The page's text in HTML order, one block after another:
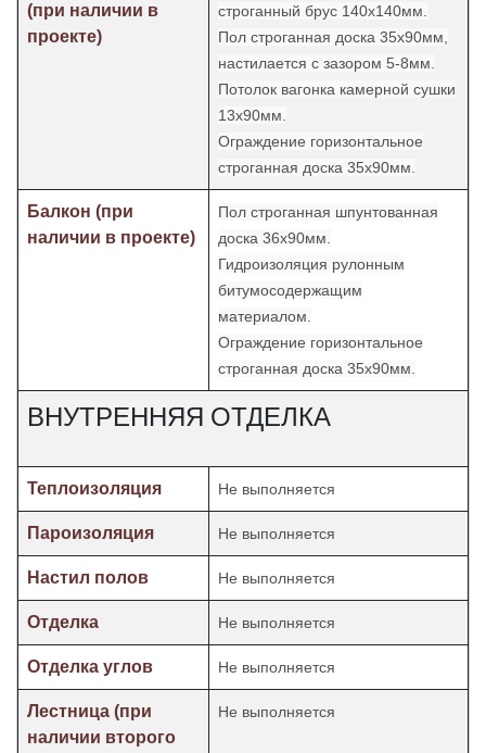
(при наличии в
проекте)
строганный брус 140х140мм.
Пол строганная доска 35х90мм,
настилается с зазором 5-8мм.
Потолок вагонка камерной сушки
13х90мм.
Ограждение горизонтальное
строганная доска 35х90мм.
Балкон (при
наличии в проекте)
Пол строганная шпунтованная
доска 36х90мм.
Гидроизоляция рулонным
битумосодержащим
материалом.
Ограждение горизонтальное
строганная доска 35х90мм.
ВНУТРЕННЯЯ ОТДЕЛКА
Теплоизоляция Не выполняется
Пароизоляция Не выполняется
Настил полов Не выполняется
Отделка Не выполняется
Отделка углов Не выполняется
Лестница (при
наличии второго
Не выполняется